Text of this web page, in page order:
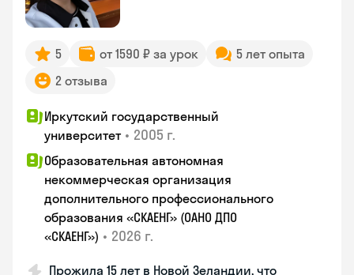
5 от 1590 ₽ за урок
5 лет опыта
2 отзыва
Иркутский государственный
университет • 2005 г.
Образовательная автономная
некоммерческая организация
дополнительного профессионального
образования «СКАЕНГ» (ОАНО ДПО
«СКАЕНГ») • 2026 г.
Прожила 15 лет в Новой Зеландии, что